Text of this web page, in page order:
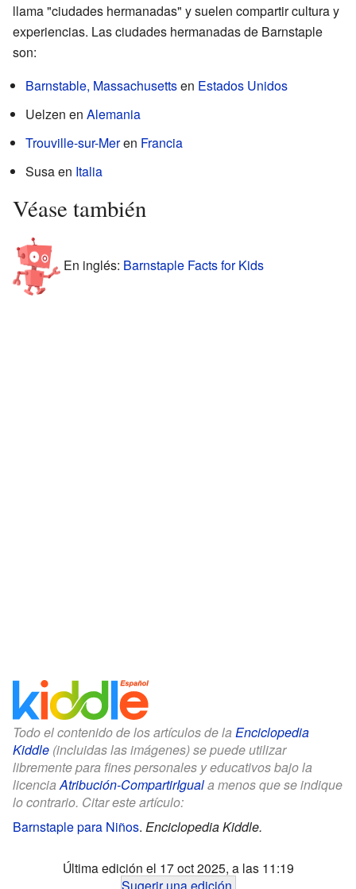
llama "ciudades hermanadas" y suelen compartir cultura y
experiencias. Las ciudades hermanadas de Barnstaple
son:
Barnstable, Massachusettsen Estados Unidos
Uelzen en Alemania
Trouville-sur-Meren Francia
Susa en Italia
Véase también
En inglés: Barnstaple Facts for Kids
Todo el contenido de los artículos de la Enciclopedia
Kiddle (incluidas las imágenes) se puede utilizar
libremente para fines personales y educativos bajo la
licenciaAtribución-CompartirIguala menos que se indique
lo contrario. Citar este artículo:
Barnstaple para Niños. Enciclopedia Kiddle.
Última edición el 17 oct 2025, a las 11:19
Sugerir una edición